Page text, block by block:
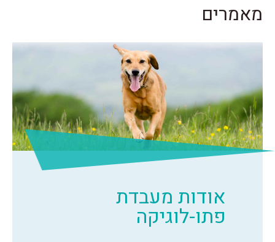
מאמרים
אודות מעבדת
פתו-לוגיקה